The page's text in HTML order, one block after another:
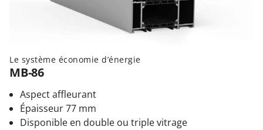
Le système économie d’énergie
MB-86
Aspect affleurant
Épaisseur 77 mm
Disponible en double ou triple vitrage